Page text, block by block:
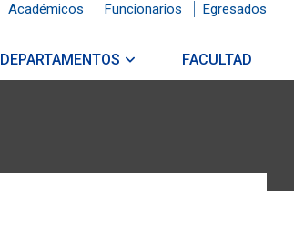
Académicos Funcionarios Egresados
DEPARTAMENTOS FACULTAD